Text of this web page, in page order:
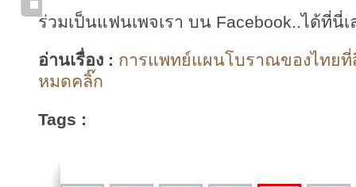
ร่วมเป็นแฟนเพจเรา บน Facebook..ได้ที่นี่เ
อ่านเรื่อง : การแพทย์แผนโบราณของไทย
หมดคลิ๊ก
Tags :